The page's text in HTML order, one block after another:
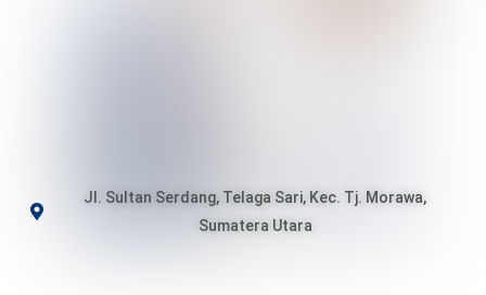
Jl. Sultan Serdang, Telaga Sari, Kec. Tj. Morawa,
Sumatera Utara